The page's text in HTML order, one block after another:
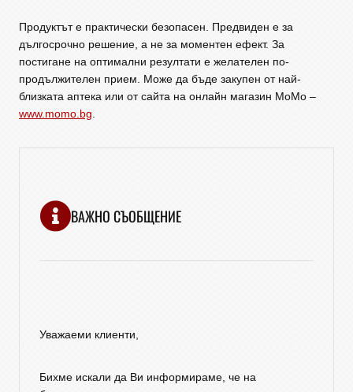
Продуктът е практически безопасен. Предвиден е за
дългосрочно решение, а не за моментен ефект. За
постигане на оптимални резултати е желателен по-
продължителен прием. Може да бъде закупен от най-
близката аптека или от сайта на онлайн магазин МоМо –
www.momo.bg.
ВАЖНО СЪОБЩЕНИЕ
Уважаеми клиенти,
Бихме искали да Ви информираме, че на